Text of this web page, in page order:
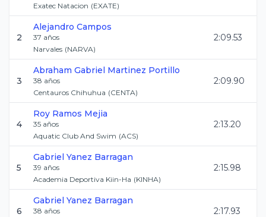
Exatec Natacion (EXATE)
2
Alejandro Campos
37 años
Narvales (NARVA)
2:09.53
3
Abraham Gabriel Martinez Portillo
38 años
Centauros Chihuhua (CENTA)
2:09.90
4
Roy Ramos Mejia
35 años
Aquatic Club And Swim (ACS)
2:13.20
5
Gabriel Yanez Barragan
39 años
Academia Deportiva Kiin-Ha (KINHA)
2:15.98
6
Gabriel Yanez Barragan
38 años
2:17.93